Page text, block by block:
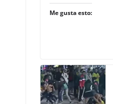
Me gusta esto: